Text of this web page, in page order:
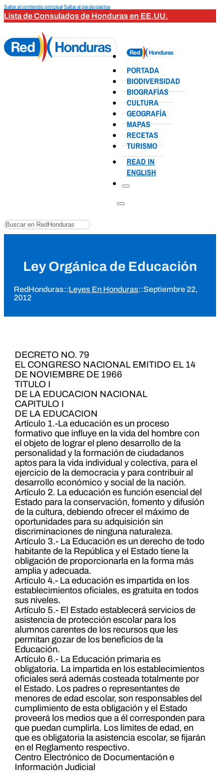
Saltar al contenido principalSaltar al pie de página
Lista de Consulados de Honduras en EE.UU.
PORTADA
BIODIVERSIDAD
BIOGRAFÍAS
CULTURA
GEOGRAFÍA
MAPAS
RECETAS
TURISMO
READ IN
ENGLISH
Buscar
Ley Orgánica de Educación
RedHonduras::Leyes En Honduras::Septiembre 22,
2012
DECRETO NO. 79
EL CONGRESO NACIONAL EMITIDO EL 14
DE NOVIEMBRE DE 1966
TITULO I
DE LA EDUCACION NACIONAL
CAPITULO I
DE LA EDUCACION
Artículo 1.-La educación es un proceso
formativo que influye en la vida del hombre con
el objeto de lograr el pleno desarrollo de la
personalidad y la formación de ciudadanos
aptos para la vida individual y colectiva, para el
ejercicio de la democracia y para contribuir al
desarrollo económico y social de la nación.
Artículo 2. La educación es función esencial del
Estado para la conservación, fomento y difusión
de la cultura, debiendo ofrecer el máximo de
oportunidades para su adquisición sin
discriminaciones de ninguna naturaleza.
Artículo 3.- La Educación es un derecho de todo
habitante de la República y el Estado tiene la
obligación de proporcionarla en la forma más
amplia y adecuada.
Artículo 4.- La educación es impartida en los
establecimientos oficiales, es gratuita en todos
sus niveles.
Artículo 5.- El Estado establecerá servicios de
asistencia de protección escolar para los
alumnos carentes de los recursos que les
permitan gozar de los beneficios de la
Educación.
Artículo 6.- La Educación primaria es
obligatoria. La impartida en los establecimientos
oficiales será además costeada totalmente por
el Estado. Los padres o representantes de
menores de edad escolar, son responsables del
cumplimiento de esta obligación y el Estado
proveerá los medios que a él corresponden para
que puedan cumplirla. Los límites de edad, en
que es obligatoria la asistencia escolar, se fijarán
en el Reglamento respectivo.
Centro Electrónico de Documentación e
Información Judicial